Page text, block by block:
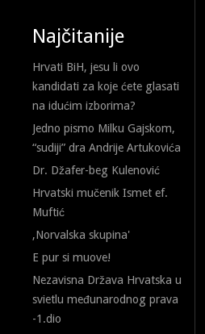
Najčitanije
Hrvati BiH, jesu li ovo
kandidati za koje ćete glasati
na idućim izborima?
Jedno pismo Milku Gajskom,
“sudiji” dra Andrije Artukovića
Dr. Džafer-beg Kulenović
Hrvatski mučenik Ismet ef.
Muftić
,Norvalska skupina'
E pur si muove!
Nezavisna Država Hrvatska u
svietlu međunarodnog prava
-1.dio